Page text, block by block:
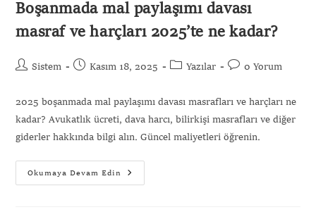
Boşanmada mal paylaşımı davası
masraf ve harçları 2025’te ne kadar?
Sistem Kasım 18, 2025 Yazılar 0 Yorum
2025 boşanmada mal paylaşımı davası masrafları ve harçları ne
kadar? Avukatlık ücreti, dava harcı, bilirkişi masrafları ve diğer
giderler hakkında bilgi alın. Güncel maliyetleri öğrenin.
Okumaya Devam Edin